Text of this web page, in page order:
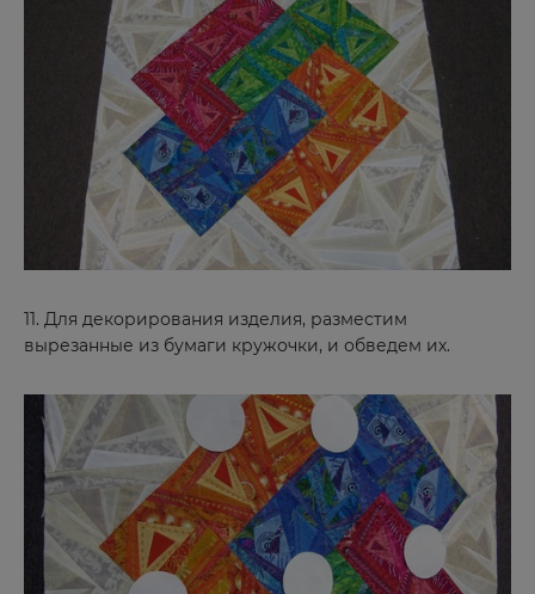
11. Для декорирования изделия, разместим
вырезанные из бумаги кружочки, и обведем их.